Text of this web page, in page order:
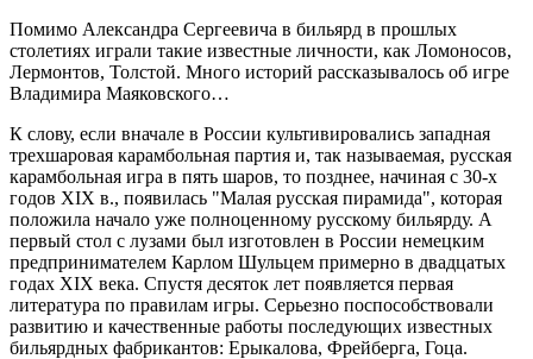
Помимо Александра Сергеевича в бильярд в прошлых
столетиях играли такие известные личности, как Ломоносов,
Лермонтов, Толстой. Много историй рассказывалось об игре
Владимира Маяковского…
К слову, если вначале в России культивировались западная
трехшаровая карамбольная партия и, так называемая, русская
карамбольная игра в пять шаров, то позднее, начиная с 30-х
годов XIX в., появилась "Малая русская пирамида", которая
положила начало уже полноценному русскому бильярду. А
первый стол с лузами был изготовлен в России немецким
предпринимателем Карлом Шульцем примерно в двадцатых
годах XIX века. Спустя десяток лет появляется первая
литература по правилам игры. Серьезно поспособствовали
развитию и качественные работы последующих известных
бильярдных фабрикантов: Ерыкалова, Фрейберга, Гоца.